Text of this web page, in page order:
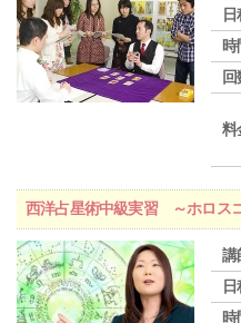
日
時
回
料
西洋占星術中級実習 ～ホロス
講
日
時